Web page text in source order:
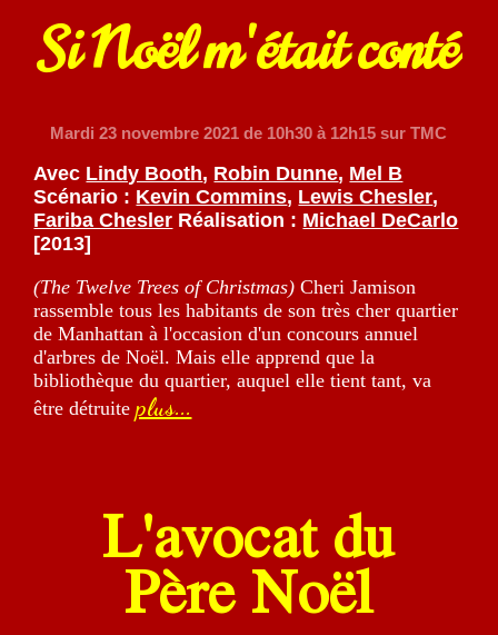
Si Noël m'était conté
Mardi 23 novembre 2021 de 10h30 à 12h15 sur TMC
Avec Lindy Booth, Robin Dunne, Mel B
Scénario : Kevin Commins, Lewis Chesler,
Fariba Chesler Réalisation : Michael DeCarlo
[2013]
(The Twelve Trees of Christmas) Cheri Jamison
rassemble tous les habitants de son très cher quartier
de Manhattan à l'occasion d'un concours annuel
d'arbres de Noël. Mais elle apprend que la
bibliothèque du quartier, auquel elle tient tant, va
être détruiteplus...
L'avocat du
Père Noël